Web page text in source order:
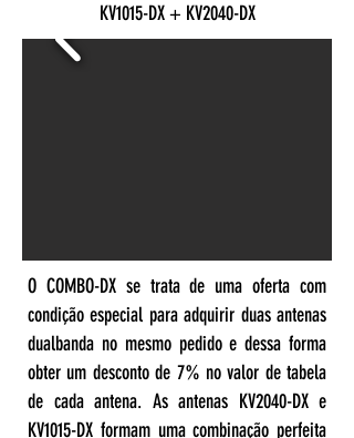
KV1015-DX + KV2040-DX
O COMBO-DX se trata de uma oferta com
condição especial para adquirir duas antenas
dualbanda no mesmo pedido e dessa forma
obter um desconto de 7% no valor de tabela
de cada antena. As antenas KV2040-DX e
KV1015-DX formam uma combinação perfeita